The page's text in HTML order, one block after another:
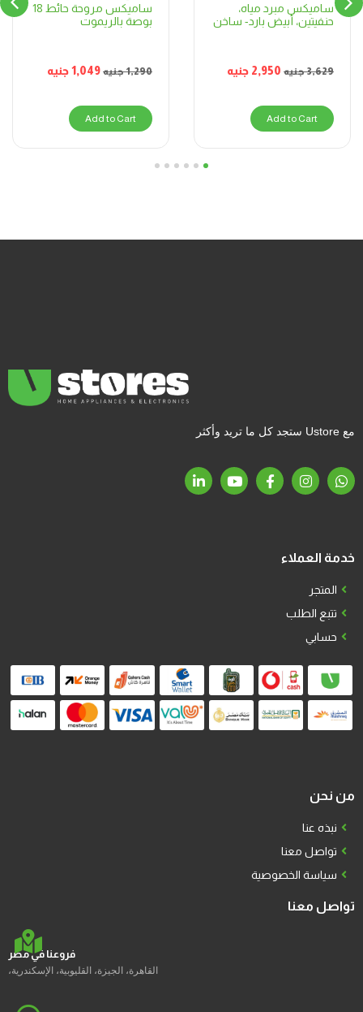
ساميكس مبرد مياه،
حنفيتين، أبيض بارد- ساخن
3,629جنيه 2,950 جنيه
Add to Cart
ساميكس مروحة حائط 18
بوصة بالريموت
1,290جنيه 1,049جنيه
Add to Cart
1
2
مع Ustore ستجد كل ما تريد وأكثر
خدمة العملاء
المتجر
تتبع الطلب
حسابي
من نحن
نبذه عنا
تواصل معنا
سياسة الخصوصية
تواصل معنا
فروعنا في مصر
القاهرة، الجيزة، القليوبية، الإسكندرية،